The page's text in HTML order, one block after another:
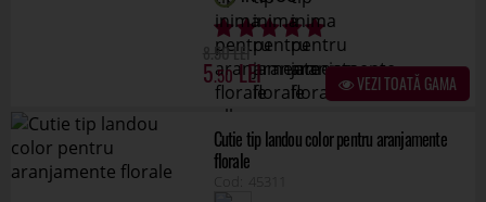
ÎN STOC
16.00 VEZI TOATĂ GAMA
Cutie tip poseta color pentru aranjamente
florale